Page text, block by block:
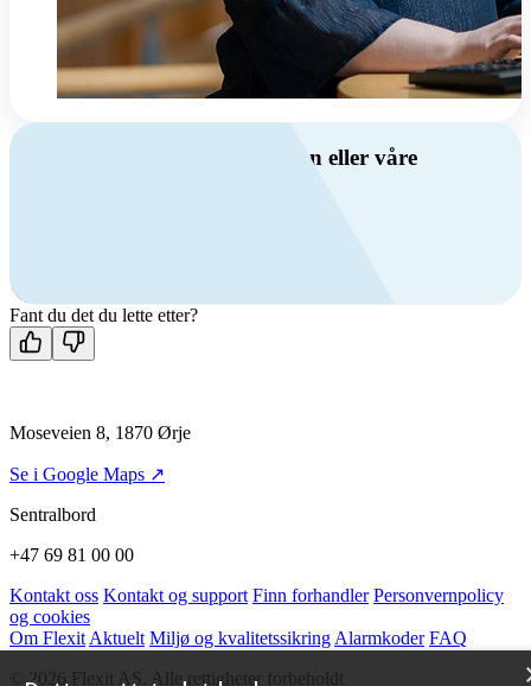
Har du spørsmål om ventilasjon eller våre
Kontakt oss
Fant du det du lette etter?
Moseveien 8, 1870 Ørje
Se i Google Maps ↗
Sentralbord
+47 69 81 00 00
Kontakt oss Kontakt og support Finn forhandler Personvernpolicy
og cookies
Om Flexit Aktuelt Miljø og kvalitetssikring Alarmkoder FAQ
© 2026 Flexit AS. Alle rettigheter forbeholdt